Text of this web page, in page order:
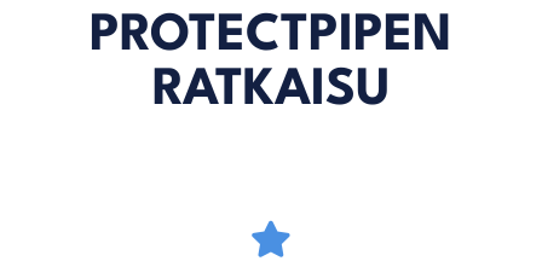
PROTECTPIPEN
RATKAISU